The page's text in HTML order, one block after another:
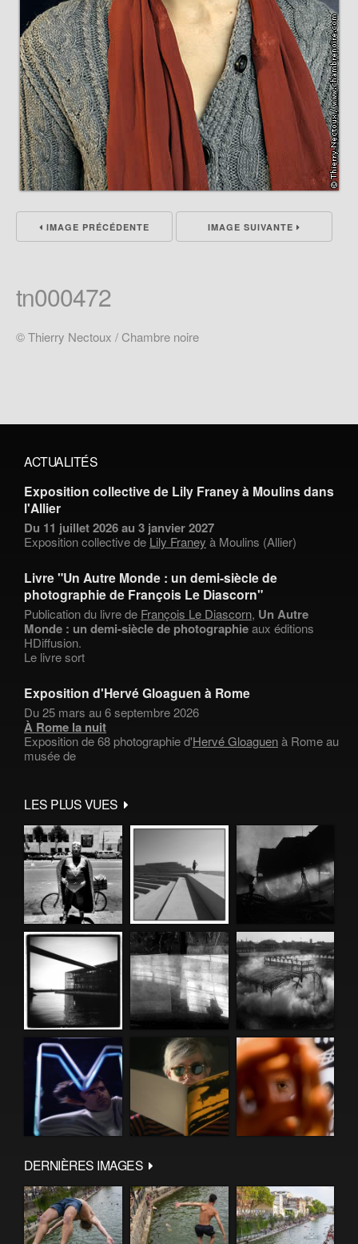
IMAGE PRÉCÉDENTE IMAGE SUIVANTE
tn000472
© Thierry Nectoux / Chambre noire
ACTUALITÉS
Exposition collective de Lily Franey à Moulins dans
l'Allier
Du 11 juillet 2026 au 3 janvier 2027
Exposition collective de Lily Franey à Moulins (Allier)
Livre "Un Autre Monde : un demi-siècle de
photographie de François Le Diascorn"
Publication du livre de François Le Diascorn, Un Autre
Monde : un demi-siècle de photographieaux éditions
HDiffusion.
Le livre sort
Exposition d'Hervé Gloaguen à Rome
Du 25 mars au 6 septembre 2026
À Rome la nuit
Exposition de 68 photographie d'Hervé Gloaguenà Rome au
musée de
LES PLUS VUES
DERNIÈRES IMAGES